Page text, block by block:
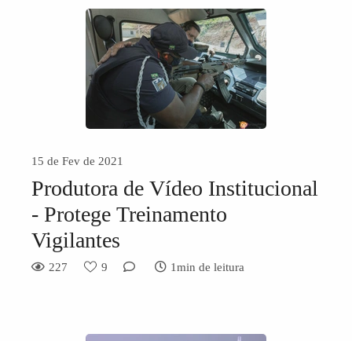
15 de Fev de 2021
Produtora de Vídeo Institucional
- Protege Treinamento
Vigilantes
227 9 1min de leitura